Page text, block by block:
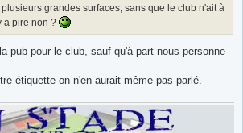
grandes surfaces, sans que le club n'ait à
a pire non ?
pub pour le club, sauf qu'à part nous personne
étiquette on n'en aurait même pas parlé.